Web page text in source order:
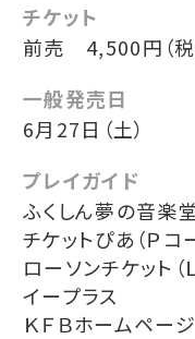
チケット
前売 4,500円（税
一般発売日
6月27日（土）
プレイガイド
ふくしん夢の音楽
チケットぴあ（Ｐ
ローソンチケット（
イープラス
ＫＦＢホームページ